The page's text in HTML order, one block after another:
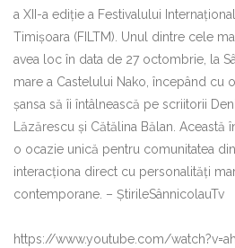
a XII-a ediție a Festivalului
Timișoara (FILTM). Unul dintre cele
avea loc în data de 27 octombrie, la
mare a Castelului Nako, începând cu
șansa să îi întâlnească pe scriitorii
Lăzărescu și Cătălina Bălan. Această
o ocazie unică pentru comunitatea
interacționa direct cu personalități
contemporane. – ȘtirileSânnicolauTv
https://www.youtube.com/